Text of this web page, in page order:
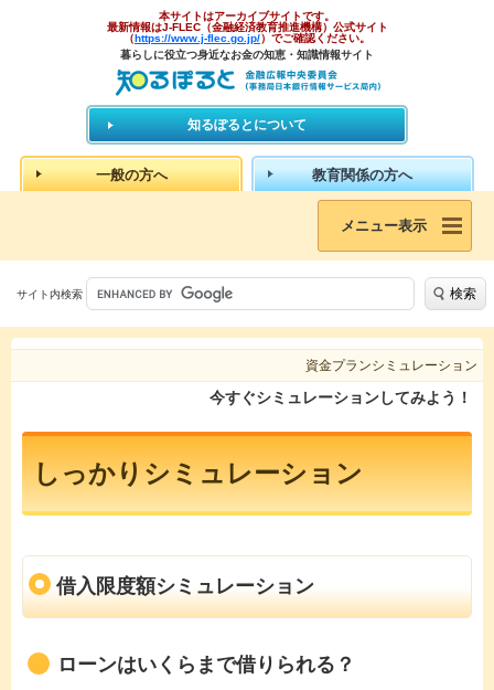
本サイトはアーカイブサイトです。
最新情報はJ-FLEC（金融経済教育推進機構）公式サイト
（https://www.j-flec.go.jp/）でご確認ください。
暮らしに役立つ身近なお金の知恵・知識情報サイト
知るぽるとについて
一般の方へ 教育関係の方へ
メニュー表示
サイト内検索 検索
資金プランシミュレーション
今すぐシミュレーションしてみよう！
しっかりシミュレーション
借入限度額シミュレーション
ローンはいくらまで借りられる？